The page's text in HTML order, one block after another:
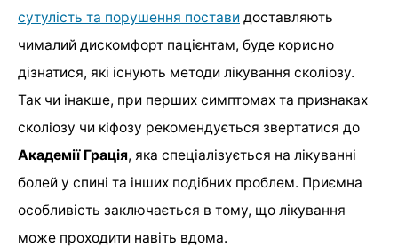
сутулість та порушення постави доставляють
чималий дискомфорт пацієнтам, буде корисно
дізнатися, які існують методи лікування сколіозу.
Так чи інакше, при перших симптомах та признаках
сколіозу чи кіфозу рекомендується звертатися до
Академії Грація, яка спеціалізується на лікуванні
болей у спині та інших подібних проблем. Приємна
особливість заключається в тому, що лікування
може проходити навіть вдома.